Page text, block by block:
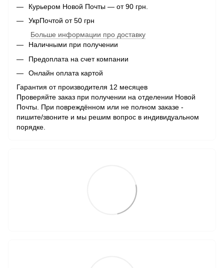
Курьером Новой Почты — от 90 грн.
УкрПочтой от 50 грн
Больше информации про доставку
Наличными при получении
Предоплата на счет компании
Онлайн оплата картой
Гарантия от производителя 12 месяцев
Проверяйте заказ при получении на отделении Новой
Почты. При повреждённом или не полном заказе -
пишите/звоните и мы решим вопрос в индивидуальном
порядке.